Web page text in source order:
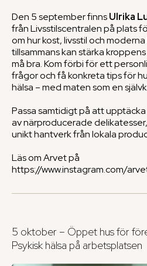
Den 5 september finnsUlrika
från Livsstilscentralen på plats
om hur kost, livsstil och
tillsammans kan stärka
må bra. Kom förbi för ett
frågor och få konkreta tips för
hälsa – med maten som en
Passa samtidigt på att
av närproducerade
unikt hantverk från lokala
Läs om Arvet på
https://www.instagram.com/
5 oktober – Öppet hus för
Psykisk hälsa på arbetsplatsen